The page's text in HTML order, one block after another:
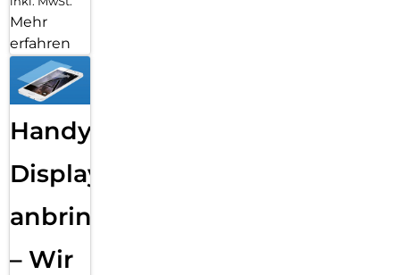
Mehr
erfahren
Handy
Displayfolie
anbringen
– Wir